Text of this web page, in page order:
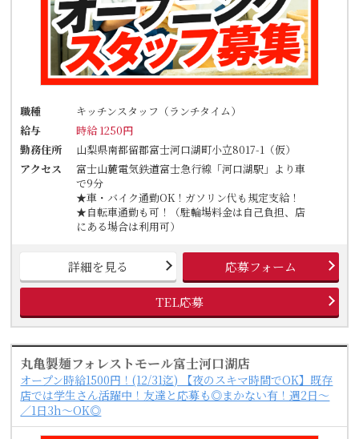
職種
キッチンスタッフ（ランチタイム）
給与
時給 1250円
勤務住所
山梨県南都留郡富士河口湖町小立8017-1（仮）
アクセス
富士山麓電気鉄道富士急行線「河口湖駅」より車
で9分
★車・バイク通勤OK！ガソリン代も規定支給！
★自転車通勤も可！（駐輪場料金は自己負担、店
にある場合は利用可）
詳細を見る 応募フォーム
TEL応募
丸亀製麺フォレストモール富士河口湖店
オープン時給1500円！(12/31迄) 【夜のスキマ時間でOK】既存
店では学生さん活躍中！友達と応募も◎まかない有！週2日～
／1日3h～OK◎